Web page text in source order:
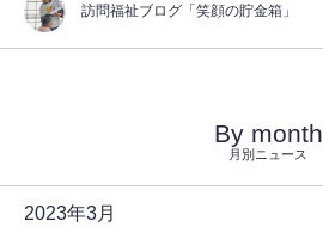
訪問福祉ブログ「笑顔の貯金箱」
By month
月別ニュース
2023年3月